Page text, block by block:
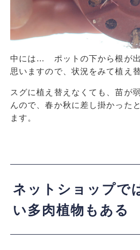
中には… ポットの下から根が出
思いますので、状況をみて植え
スグに植え替えなくても、苗が
んので、春か秋に差し掛かった
ます。
ネットショップで
い多肉植物もある